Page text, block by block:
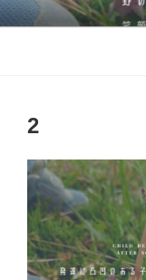
コ
ン
児童発達支
発達に凸凹のある子
を咲かせられる。そ
2